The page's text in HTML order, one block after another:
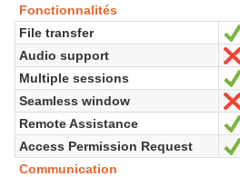
Fonctionnalités
File transfer
Audio support
Multiple sessions
Seamless window
Remote Assistance
Access Permission Request
Communication